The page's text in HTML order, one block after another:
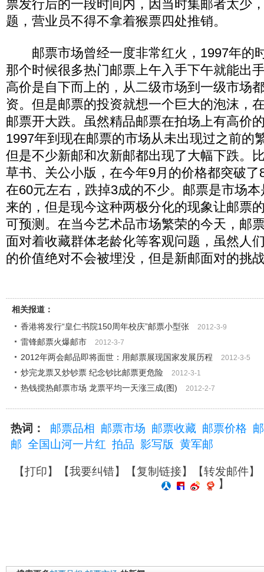
票发行后的一段时间内，因当时集邮者太少
题，营业员不得不拿着猴票四处推销。
邮票市场曾经一度非常红火，1997年的
那个时候很多热门邮票上午入手下午就能出
高价是自下而上的，从二级市场到一级市场
资。但是邮票的投资就想一个巨大的泡沫，
邮票开大跌。虽然精品邮票在拍场上有高价
1997年到现在邮票的市场从未出现过之前的
但是不少新邮和次新邮都出现了大幅下跌。
草书、关公小版，在今年9月的价格都突破
在60元左右，跌掉3成的不少。邮票是市场
来的，但是现今这种两极分化的现象让邮票
可预测。在当今艺术品市场繁荣的今天，邮
面对着收藏群体老龄化等客观问题，虽然人
的价值绝对不会被埋没，但是新邮面对的挑
相关报道：
香港将发行“皇仁书院150周年校庆”邮票小型张
2012-3-9
雷锋邮票火爆邮市 2012-3-7
2012年两会邮品即将面世：用邮票展现国家发展历程 2012-3-5
炒完龙票又炒钞票 纪念钞比邮票更危险 2012-3-1
热钱搅热邮票市场 龙票平均一天涨三成(图) 2012-2-7
热词： 邮票品相 邮票市场 邮票收藏 邮票价格
邮 全国山河一片红 拍品 影写版 黄军邮
【打印】【我要纠错】【复制链接】【转发邮件】
】